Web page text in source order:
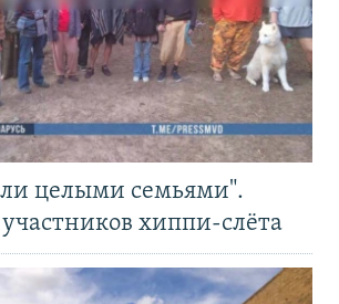
целыми семьями".
хиппи-слёта